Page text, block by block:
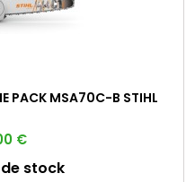
PACK MSA70C-B STIHL
€
stock